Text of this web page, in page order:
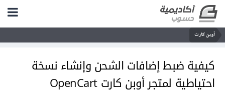
أوبن كارت
كيفية ضبط إضافات الشحن وإنشاء نسخة
احتياطية لمتجر أوبن كارت OpenCart